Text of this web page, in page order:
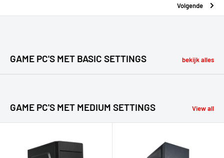
Volgende
GAME PC'S MET BASIC SETTINGS bekijk alles
GAME PC'S MET MEDIUM SETTINGS View all